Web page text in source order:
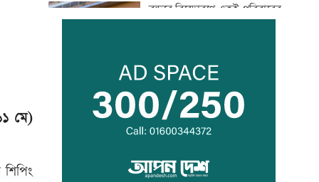
মে)
বন্দরে বিস্ফোরণে একই পরিবারের
পাঁচ আর্থিক প্রতিষ্ঠান বন্ধের
অনুমোদন, রোববার প্রশাসক
নিয়োগ
স্বাভাবিক